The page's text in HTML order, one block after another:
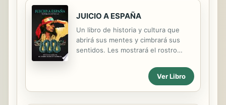
cual trasciende las limitaciones de su
época.
JUICIO A ESPAÑA
Un libro de historia y cultura que
abrirá sus mentes y cimbrará sus
sentidos. Les mostrará el rostro
vida antigua, razonando en una
apasionante revisión de LA
TRADICIÓN ORAL.Comentarios sobre
Ver Libro